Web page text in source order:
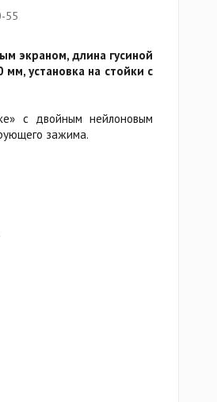
55
экраном, длина гусиной
установка на стойки с
с двойным нейлоновым
зажима.